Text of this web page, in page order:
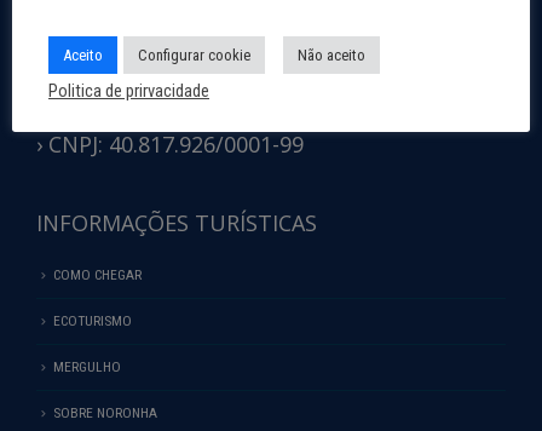
São José, Recife.
CEP: 50.020-080.
Fone: (81) 3182-9600
› CNPJ: 40.817.926/0001-99
INFORMAÇÕES TURÍSTICAS
COMO CHEGAR
ECOTURISMO
MERGULHO
SOBRE NORONHA
Aceito Configurar cookie Não aceito
Politica de prirvacidade